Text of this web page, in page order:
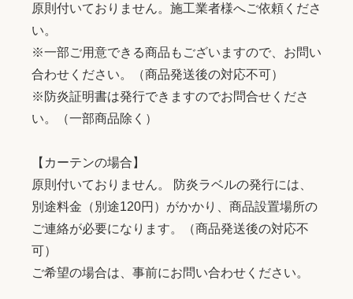
原則付いておりません。施工業者様へご依頼くださ
い。
※一部ご用意できる商品もございますので、お問い
合わせください。（商品発送後の対応不可）
※防炎証明書は発行できますのでお問合せくださ
い。（一部商品除く）
【カーテンの場合】
原則付いておりません。 防炎ラベルの発行には、
別途料金（別途120円）がかかり、商品設置場所の
ご連絡が必要になります。（商品発送後の対応不
可）
ご希望の場合は、事前にお問い合わせください。